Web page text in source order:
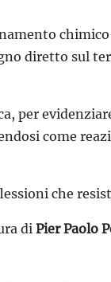
diretto sul
per
come
che
diPier Paolo